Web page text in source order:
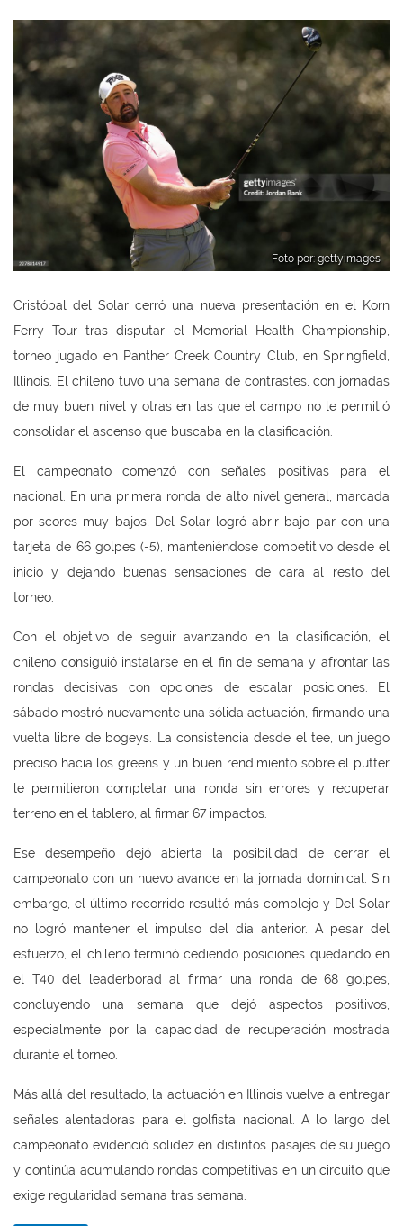
Foto por: gettyimages
Cristóbal del Solar cerró una nueva presentación en el Korn
Ferry Tour tras disputar el Memorial Health Championship,
torneo jugado en Panther Creek Country Club, en Springfield,
Illinois. El chileno tuvo una semana de contrastes, con jornadas
de muy buen nivel y otras en las que el campo no le permitió
consolidar el ascenso que buscaba en la clasificación.
El campeonato comenzó con señales positivas para el
nacional. En una primera ronda de alto nivel general, marcada
por scores muy bajos, Del Solar logró abrir bajo par con una
tarjeta de 66 golpes (-5), manteniéndose competitivo desde el
inicio y dejando buenas sensaciones de cara al resto del
torneo.
Con el objetivo de seguir avanzando en la clasificación, el
chileno consiguió instalarse en el fin de semana y afrontar las
rondas decisivas con opciones de escalar posiciones. El
sábado mostró nuevamente una sólida actuación, firmando una
vuelta libre de bogeys. La consistencia desde el tee, un juego
preciso hacia los greens y un buen rendimiento sobre el putter
le permitieron completar una ronda sin errores y recuperar
terreno en el tablero, al firmar 67 impactos.
Ese desempeño dejó abierta la posibilidad de cerrar el
campeonato con un nuevo avance en la jornada dominical. Sin
embargo, el último recorrido resultó más complejo y Del Solar
no logró mantener el impulso del día anterior. A pesar del
esfuerzo, el chileno terminó cediendo posiciones quedando en
el T40 del leaderborad al firmar una ronda de 68 golpes,
concluyendo una semana que dejó aspectos positivos,
especialmente por la capacidad de recuperación mostrada
durante el torneo.
Más allá del resultado, la actuación en Illinois vuelve a entregar
señales alentadoras para el golfista nacional. A lo largo del
campeonato evidenció solidez en distintos pasajes de su juego
y continúa acumulando rondas competitivas en un circuito que
exige regularidad semana tras semana.